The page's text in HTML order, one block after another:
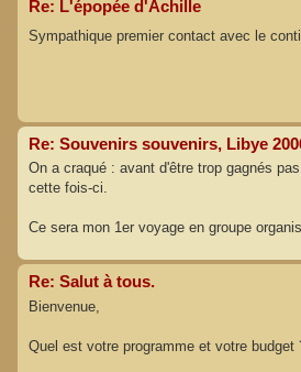
Re: L'épopée d'Achille
Sympathique premier contact avec le
Re: Souvenirs souvenirs, Libye
On a craqué : avant d'être trop gagnés
cette fois-ci.
Ce sera mon 1er voyage en groupe
Re: Salut à tous.
Bienvenue,
Quel est votre programme et votre budget